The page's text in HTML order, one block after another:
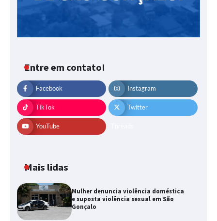
Entre em contato!
Facebook Instagram
TikTok Twitter
YouTube
Mais lidas
Mulher denuncia violência doméstica
e suposta violência sexual em São
Gonçalo